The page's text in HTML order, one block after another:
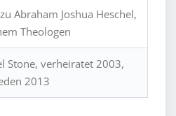
Abraham Joshua Heschel,
Theologen
Stone, verheiratet 2003,
2013